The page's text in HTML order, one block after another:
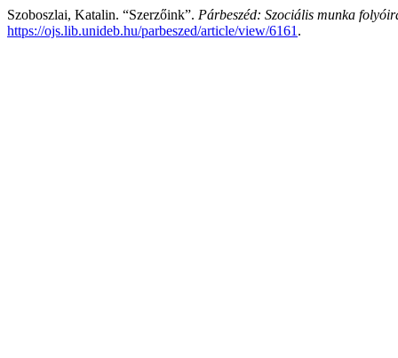
Szoboszlai, Katalin. “Szerzőink”. Párbeszéd: Szociális munka
https://ojs.lib.unideb.hu/parbeszed/article/view/6161 .